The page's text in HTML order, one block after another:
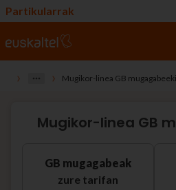
Partikularrak
› › Mugikor-linea GB
Mugikor-linea GB
GB mugagabeak
zure tarifan